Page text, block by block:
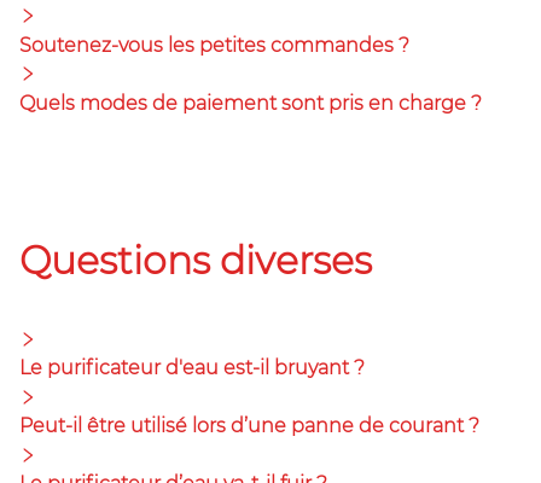
Soutenez-vous les petites commandes ?
Quels modes de paiement sont pris en charge ?
Questions diverses
Le purificateur d'eau est-il bruyant ?
Peut-il être utilisé lors d’une panne de courant ?